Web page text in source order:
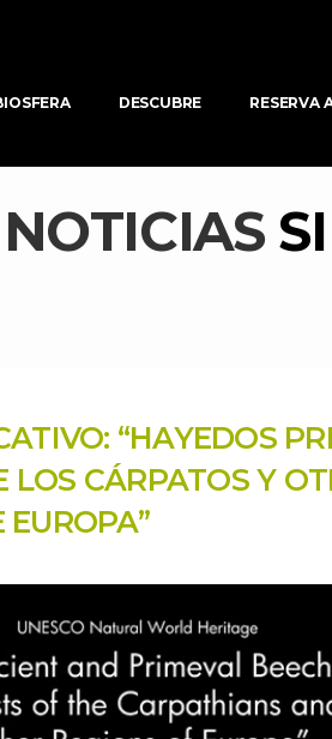
DESCUBRE RESERVA
NOTICIAS
“HAYEDOS
LOS CÁRPATOS Y
EUROPA”